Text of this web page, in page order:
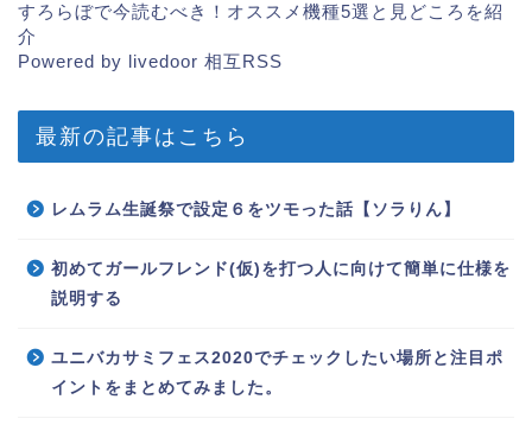
すろらぼで今読むべき！オススメ機種5選と見どころを紹
介
Powered by livedoor 相互RSS
最新の記事はこちら
レムラム生誕祭で設定６をツモった話【ソラりん】
初めてガールフレンド(仮)を打つ人に向けて簡単に仕様を
説明する
ユニバカサミフェス2020でチェックしたい場所と注目ポ
イントをまとめてみました。